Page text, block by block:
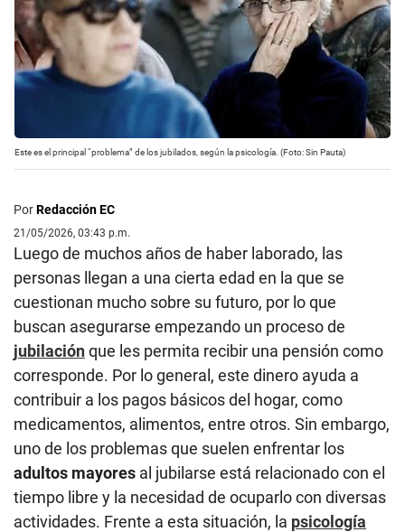
Este es el principal “problema” de los jubilados, según la psicología. (Foto: Sin Pauta)
PorRedacción EC
21/05/2026, 03:43 p.m.
Luego de muchos años de haber laborado, las
personas llegan a una cierta edad en la que se
cuestionan mucho sobre su futuro, por lo que
buscan asegurarse empezando un proceso de
jubilaciónque les permita recibir una pensión como
corresponde. Por lo general, este dinero ayuda a
contribuir a los pagos básicos del hogar, como
medicamentos, alimentos, entre otros. Sin embargo,
uno de los problemas que suelen enfrentar los
adultos mayores al jubilarse está relacionado con el
tiempo libre y la necesidad de ocuparlo con diversas
actividades. Frente a esta situación, la psicología